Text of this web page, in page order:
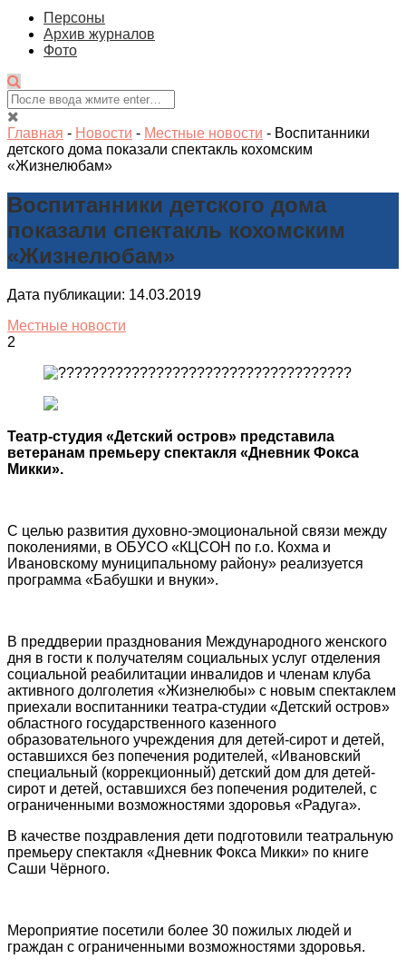
Персоны
Архив журналов
Фото
Главная - Новости - Местные новости - Воспитанники
детского дома показали спектакль кохомским
«Жизнелюбам»
Воспитанники детского дома
показали спектакль кохомским
«Жизнелюбам»
Дата публикации: 14.03.2019
Местные новости
2
Театр-студия «Детский остров» представила
ветеранам премьеру спектакля «Дневник Фокса
Микки».
С целью развития духовно-эмоциональной связи между
поколениями, в ОБУСО «КЦСОН по г.о. Кохма и
Ивановскому муниципальному району» реализуется
программа «Бабушки и внуки».
В преддверии празднования Международного женского
дня в гости к получателям социальных услуг отделения
социальной реабилитации инвалидов и членам клуба
активного долголетия «Жизнелюбы» с новым спектаклем
приехали воспитанники театра-студии «Детский остров»
областного государственного казенного
образовательного учреждения для детей-сирот и детей,
оставшихся без попечения родителей, «Ивановский
специальный (коррекционный) детский дом для детей-
сирот и детей, оставшихся без попечения родителей, с
ограниченными возможностями здоровья «Радуга».
В качестве поздравления дети подготовили театральную
премьеру спектакля «Дневник Фокса Микки» по книге
Саши Чёрного.
Мероприятие посетили более 30 пожилых людей и
граждан с ограниченными возможностями здоровья.